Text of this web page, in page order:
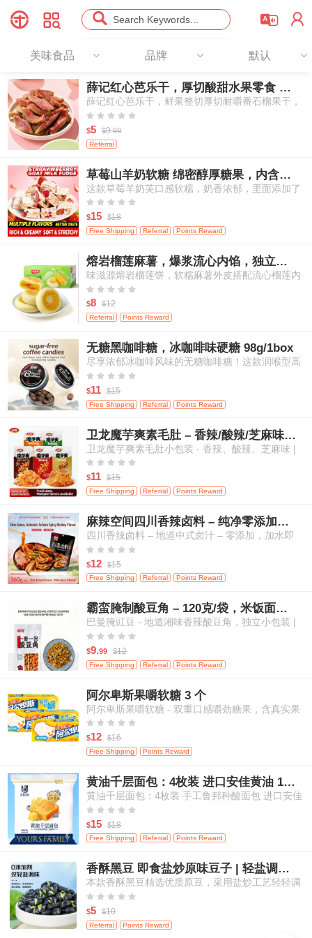
   Search Keywords... 
美味食品 品牌 默认
薛记红心芭乐干，厚切酸甜水果零食 78g
薛记红心芭乐干，鲜果整切厚切耐嚼番石榴果干，
天然酸甜办公室出行休闲果干零食
    
$5 $9.99
Referral
草莓山羊奶软糖 绵密醇厚糖果，内含冻干草莓，独立袋装 250g/包
这款草莓羊奶芙口感软糯，奶香浓郁，里面添加了
真实冻干草莓颗粒，每一口都能吃到草莓的酸甜果
香和羊奶的醇厚奶香，是一款适合大人和孩子分享
的休闲小零食。
    
$15 $18
Free Shipping Referral Points Reward
熔岩榴莲麻薯，爆浆流心内馅，独立小份装点心 250g/6枚
味滋源熔岩榴莲饼，软糯麻薯外皮搭配流心榴莲内
馅，传统亚洲风味点心，独立包装糕点，适合作为
早餐与下午茶小食
    
$8 $12
Referral Points Reward
无糖黑咖啡糖，冰咖啡味硬糖 98g/1box
尽享浓郁冰咖啡风味的无糖咖啡糖！这款润喉型高
级糖果带来醇厚咖啡香气，且不含添加糖，是随时
随地补充活力、清新口气的绝佳选择。
    
$11 $15
Free Shipping Referral Points Reward
卫龙魔芋爽素毛肚 – 香辣/酸辣/芝麻味，高纤维，20小包
卫龙魔芋爽素毛肚小包装 - 香辣、酸辣、芝麻味 |
高纤维、低热量 | 植物基“毛肚”口感 | 传统中式零
食（多口味混合，量贩装）- 20小包
    
$11 $15
Free Shipping Referral Points Reward
麻辣空间四川香辣卤料 – 纯净零添加，适用于肉类、蛋类及蔬菜
四川香辣卤料 – 地道中式卤汁 – 零添加，加水即
用，适合卤制肉类、鸡蛋和蔬菜
    
$12 $15
Free Shipping Referral Points Reward
霸蛮腌制酸豆角 – 120克/袋，米饭面条的绝佳搭档
巴曼腌豇豆 - 地道湘味香辣酸豆角，独立小包装 |
米饭、面条等百搭佐餐 120克/袋
    
$9.99 $12
Free Shipping Referral Points Reward
阿尔卑斯果嚼软糖 3 个
阿尔卑斯果嚼软糖 - 双重口感嚼劲糖果，含真实果
汁，白桃&芒果口味，3粒装
    
$12 $16
Free Shipping Points Reward
黄油千层面包：4枚装 进口安佳黄油 17小时鲁邦种发酵
黄油千层面包：4枚装 手工鲁邦种酸面包 进口安佳
黄油 17小时自然发酵
    
$15 $18
Free Shipping Referral Points Reward
香酥黑豆 即食盐炒原味豆子 | 轻盐调味 | 零添加剂 | 高蛋白健康休闲零食 | 200g
本款香酥黑豆精选优质原豆，采用盐炒工艺轻轻调
味，不添加任何人工添加剂，保留食材本真滋味。
每一颗黑豆酥脆可口，营养丰富，高蛋白、高纤
维，适合追求健康饮食的您。即开即食，轻松满足
日常嘴馋与营养补给需求，适合居家、办公、外出
    
$5 $10
Referral Points Reward